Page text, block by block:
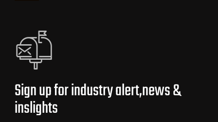
Sign up for industry alert,news &
inslights